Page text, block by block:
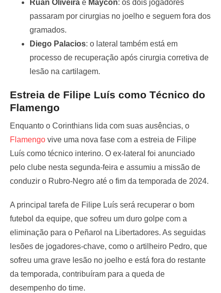
Ruan Oliveira e Maycon: os dois jogadores
passaram por cirurgias no joelho e seguem fora dos
gramados.
Diego Palacios: o lateral também está em
processo de recuperação após cirurgia corretiva de
lesão na cartilagem.
Estreia de Filipe Luís como Técnico do
Flamengo
Enquanto o Corinthians lida com suas ausências, o
Flamengo vive uma nova fase com a estreia de Filipe
Luís como técnico interino. O ex-lateral foi anunciado
pelo clube nesta segunda-feira e assumiu a missão de
conduzir o Rubro-Negro até o fim da temporada de 2024.
A principal tarefa de Filipe Luís será recuperar o bom
futebol da equipe, que sofreu um duro golpe com a
eliminação para o Peñarol na Libertadores. As seguidas
lesões de jogadores-chave, como o artilheiro Pedro, que
sofreu uma grave lesão no joelho e está fora do restante
da temporada, contribuíram para a queda de
desempenho do time.